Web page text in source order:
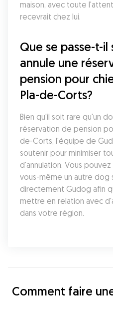
maison, avec toute
recevrait chez lui.
Que se passe-t-
annule une
pension pour
Pla-de-Corts?
Bien qu'il soit rare qu'un
réservation de pension
de-Corts, l'équipe de
soutenir pour minimiser
d'annulation. Vous
vous-même un autre
directement Gudog afin
mettre en relation avec
dans votre région.
Comment faire